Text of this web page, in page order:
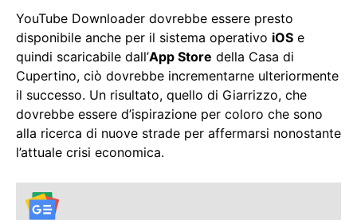
YouTube Downloader dovrebbe essere presto
disponibile anche per il sistema operativo iOS e
quindi scaricabile dall’App Store della Casa di
Cupertino, ciò dovrebbe incrementarne ulteriormente
il successo. Un risultato, quello di Giarrizzo, che
dovrebbe essere d’ispirazione per coloro che sono
alla ricerca di nuove strade per affermarsi nonostante
l’attuale crisi economica.